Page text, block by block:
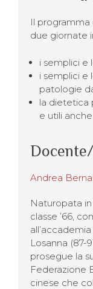
Il
due giornate
i semplici e
i semplici e
patologie
la dietetica
e utili
Andrea
Naturopata
classe ’66,
Losanna (87-
prosegue la
Federazione
cinese che